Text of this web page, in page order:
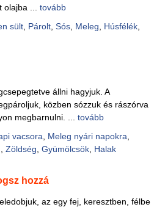
... tovább
sült, Párolt, Sós, Meleg Húsfélék,
állni hagyjuk. A
közben sózzuk és rászórva
megbarnulni. ... tovább
vacsora Meleg nyári napokra
Zöldség Gyümölcsök, Halak
hozzá
az egy fej, keresztben, félbe